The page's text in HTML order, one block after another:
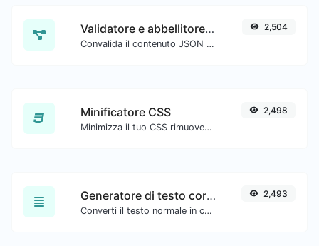
Validatore e abbellitore JSON
Convalida il contenuto JSON e rendilo leggibile.
2,504
Minificatore CSS
Minimizza il tuo CSS rimuovendo tutti i caratteri non necessari.
2,498
Generatore di testo corsivo
Converti il testo normale in carattere corsivo.
2,493